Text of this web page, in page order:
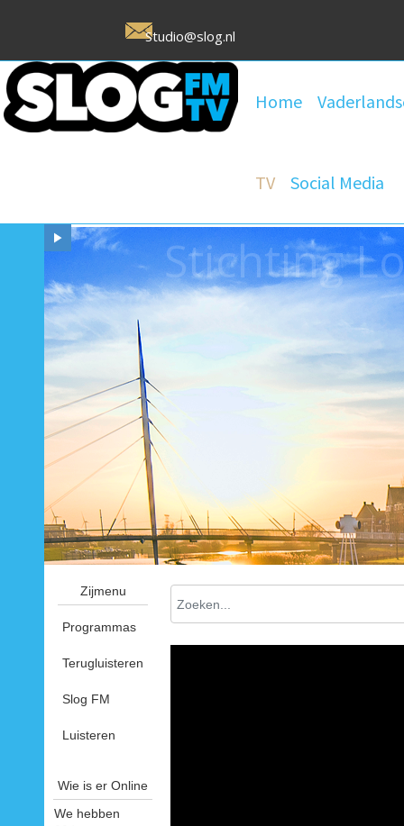
Studio@slog.nl
Home
TV Social Media
Stichting
Zijmenu
Programmas
Terugluisteren
Slog FM
Luisteren
Wie is er Online
We hebben